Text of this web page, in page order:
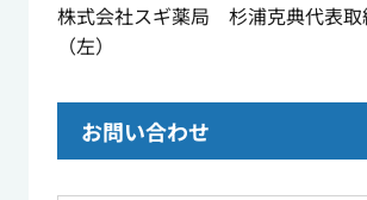
株式会社スギ薬局 杉浦克典代表取
（左）
お問い合わせ